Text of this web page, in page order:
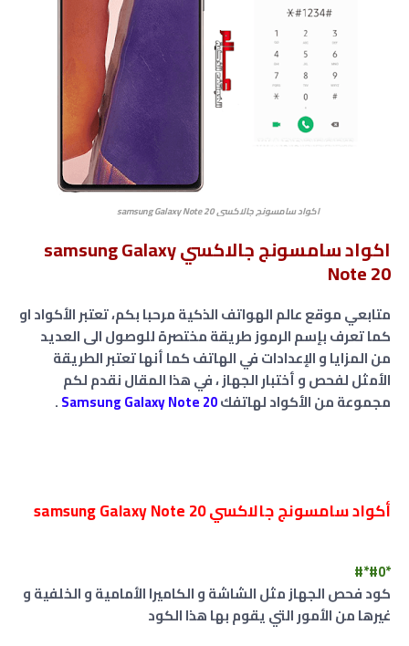
اكواد سامسونج جالاكسي samsung Galaxy Note 20
اكواد سامسونج جالاكسي samsung Galaxy
Note 20
متابعي موقع عالم الهواتف الذكية مرحبا بكم، تعتبر الأكواد او
كما تعرف بإسم الرموز طريقة مختصرة للوصول الى العديد
من المزايا و الإعدادات في الهاتف كما أنها تعتبر الطريقة
الأمثل لفحص و أختبار الجهاز ، في هذا المقال نقدم لكم
مجموعة من الأكواد لهاتفك
Samsung GalaxyNote 20
.
أكواد سامسونج جالاكسي samsung Galaxy Note 20
*#0*#
كود فحص الجهاز مثل الشاشة و الكاميرا الأمامية و الخلفية و
غيرها من الأمور التي يقوم بها هذا الكود